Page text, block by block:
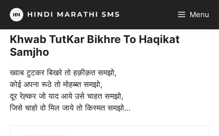
Skip
content
Menu
Khwab TutKar Bikhre To Haqikat
Samjho
ख्वाब टुटकर बिखरे तो हक़ीक़त समझो,
कोई अपना रूठे तो मोहब्ब्त समझो,
दूर रेह्कर जो याद आये उसे चाहत समझो,
जिसे चाहो वो मिल जाये तो किस्मत समझो…